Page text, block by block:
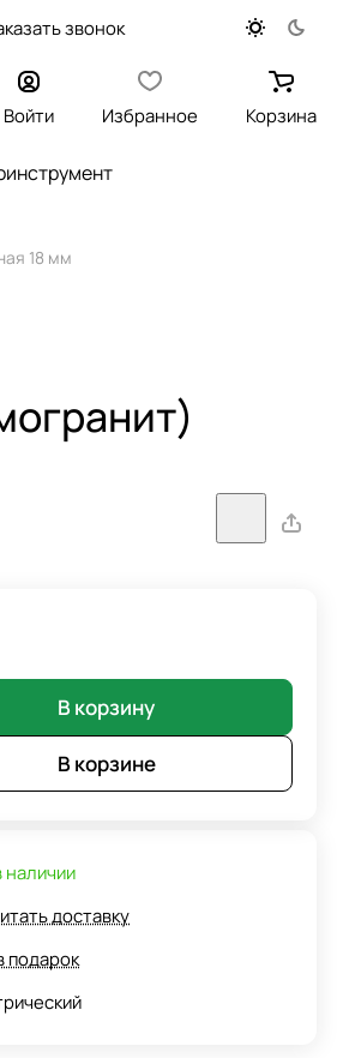
звонок
Войти Избранное Корзина
18 мм
В корзину
В корзине
наличии
доставку
подарок